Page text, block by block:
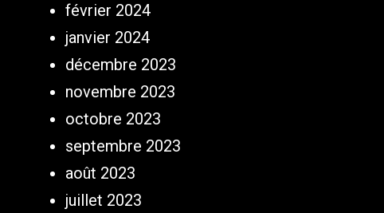
février 2024
janvier 2024
décembre 2023
novembre 2023
octobre 2023
septembre 2023
août 2023
juillet 2023